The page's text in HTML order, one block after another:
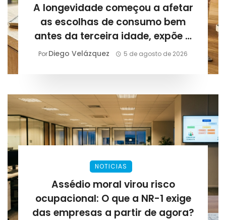
A longevidade começou a afetar
as escolhas de consumo bem
antes da terceira idade, expõe a
Lirius Suplementos
PorDiego Velázquez 5 de agosto de 2026
NOTICIAS
Assédio moral virou risco
ocupacional: O que a NR-1 exige
das empresas a partir de agora?